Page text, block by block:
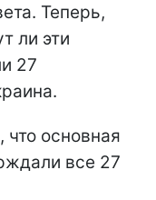
Теперь,
ли эти
27
что основная
все 27